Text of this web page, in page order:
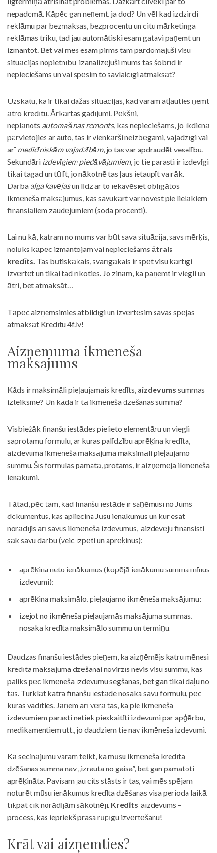
nepadomā. Kāpēc gan neņemt, ja dod? Un vēl kad izdzirdi
reklāmu par bezmaksas, bezprocentu un citu mārketinga
reklāmas triku, tad jau automātiski esam gatavi paņemt un
izmantot. Bet vai mēs esam pirms tam pārdomājuši visu
situācijas nopietnību, izanalizējuši mums tas šobrīd ir
nepieciešams un vai spēsim to savlaicīgi atmaksāt?
Uzskatu, ka ir tikai dažas situācijas, kad varam atļauties ņemt
ātro kredītu. Ārkārtas gadījumi. Pēkšņi,
neplānots automašīnas remonts, kas nepieciešams, jo ikdienā
pārvietojies ar auto, tas ir vienkārši neizbēgami, vajadzīgi vai
arīmedicīniskām vajadzībām, jo tas var apdraudēt veselību.
Sekundāri izdevīgiem piedāvājumiem, jo tie parasti ir izdevīgi
tikai tagad un tūlīt, jo nākotnē tas ļaus ietaupīt vairāk.
Darba alga kavējasun līdz ar to iekavēsiet obligātos
ikmēneša maksājumus, kas savukārt var novest pie lielākiem
finansiāliem zaudējumiem (soda procenti).
Lai nu kā, katram no mums var būt sava situācija, savs mērķis,
nolūks kāpēc izmantojam vai nepieciešams ātrais
kredīts. Tas būtiskākais, svarīgākais ir spēt visu kārtīgi
izvērtēt un tikai tad rīkoties. Jo zinām, ka paņemt ir viegli un
ātri, bet atmaksāt…
Tāpēc aizņemsimies atbildīgi un izvērtēsim savas spējas
atmaksāt Kredītu 4f.lv!
Aizņēmuma ikmēneša
maksājums
Kāds ir maksimāli pieļaujamais kredīts, aizdevums summas
izteiksmē? Un kāda ir tā ikmēneša dzēšanas summa?
Visbiežāk finanšu iestādes pielieto elementāru un viegli
saprotamu formulu, ar kuras palīdzību aprēķina kredīta,
aizdevuma ikmēneša maksājuma maksimāli pieļaujamo
summu. Šīs formulas pamatā, protams, ir aizņēmēja ikmēneša
ienākumi.
Tātad, pēc tam, kad finanšu iestāde ir saņēmusi no Jums
dokumentus, kas apliecina Jūsu ienākumus un kur esat
norādījis arī savus ikmēneša izdevumus, aizdevēju finansisti
sāk savu darbu (veic izpēti un aprēķinus):
aprēķina neto ienākumus (kopējā ienākumu summa mīnus
izdevumi);
aprēķina maksimālo, pieļaujamo ikmēneša maksājumu;
izejot no ikmēneša pieļaujamās maksājuma summas,
nosaka kredīta maksimālo summu un termiņu.
Daudzas finanšu iestādes pieņem, ka aizņēmējs katru mēnesi
kredīta maksājuma dzēšanai novirzīs nevis visu summu, kas
paliks pēc ikmēneša izdevumu segšanas, bet gan tikai daļu no
tās. Turklāt katra finanšu iestāde nosaka savu formulu, pēc
kuras vadīties. Jāņem arī vērā tas, ka pie ikmēneša
izdevumiem parasti netiek pieskaitīti izdevumi par apģērbu,
medikamentiem utt., jo daudziem tie nav ikmēneša izdevumi.
Kā secinājumu varam teikt, ka mūsu ikmēneša kredīta
dzēšanas summa nav „izrauta no gaisa”, bet gan pamatoti
aprēķināta. Pavisam jau cits stāsts ir tas, vai mēs spējam
noturēt mūsu ienākumus kredīta dzēšanas visa perioda laikā
tikpat cik norādījām sākotnēji. Kredīts, aizdevums –
process, kas iepriekš prasa rūpīgu izvērtēšanu!
Krāt vai aizņemties?